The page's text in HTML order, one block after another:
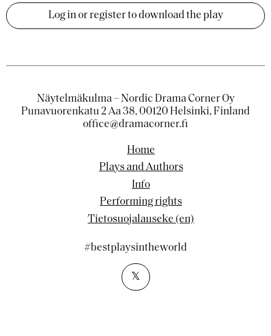
Log in or register to download the play
Näytelmäkulma – Nordic Drama Corner Oy
Punavuorenkatu 2 Aa 38, 00120 Helsinki, Finland
office@dramacorner.fi
Home
Plays and Authors
Info
Performing rights
Tietosuojalauseke (en)
#bestplaysintheworld
𝕏